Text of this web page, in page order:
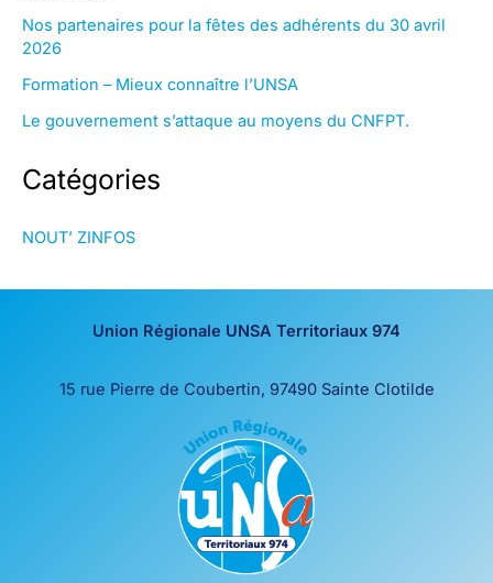
Nos partenaires pour la fêtes des adhérents du 30 avril
2026
Formation – Mieux connaître l’UNSA
Le gouvernement s’attaque au moyens du CNFPT.
Catégories
NOUT’ ZINFOS
Union Régionale UNSA Territoriaux 974
15 rue Pierre de Coubertin, 97490 Sainte Clotilde